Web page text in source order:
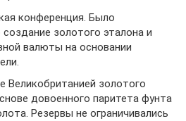
конференция. Было
золотого эталона и
валюты на основании
Великобританией золотого
довоенного паритета фунта
Резервы не ограничивались